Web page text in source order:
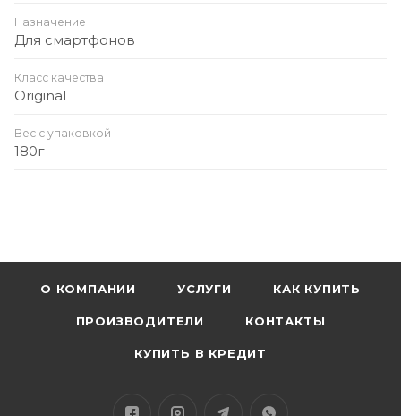
Назначение
Для смартфонов
Класс качества
Original
Вес с упаковкой
180г
О КОМПАНИИ УСЛУГИ КАК КУПИТЬ
ПРОИЗВОДИТЕЛИ КОНТАКТЫ
КУПИТЬ В КРЕДИТ